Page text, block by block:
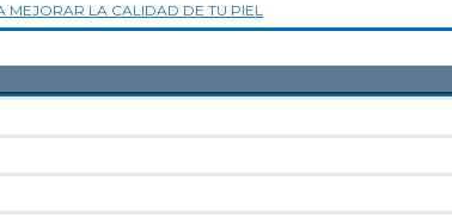
MEJORAR LA CALIDAD DE TU PIEL